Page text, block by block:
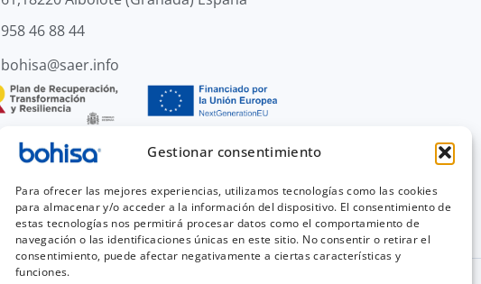
Gestionar consentimiento
Para ofrecer las mejores experiencias, utilizamos tecnologías como las cookies
para almacenar y/o acceder a la información del dispositivo. El consentimiento de
estas tecnologías nos permitirá procesar datos como el comportamiento de
navegación o las identificaciones únicas en este sitio. No consentir o retirar el
consentimiento, puede afectar negativamente a ciertas características y
funciones.
958 46 88 44
bohisa@saer.info